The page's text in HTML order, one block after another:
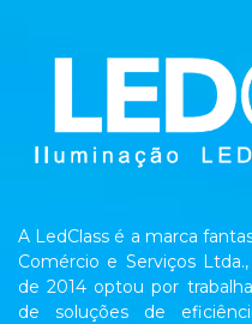
A LedClass é a marca
Comércio e Serviços
de 2014 optou por
de soluções de